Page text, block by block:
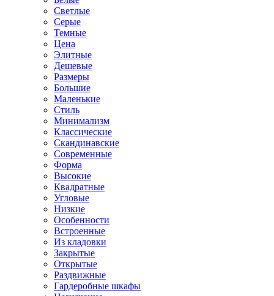
Светлые
Серые
Темные
Цена
Элитные
Дешевые
Размеры
Большие
Маленькие
Стиль
Минимализм
Классические
Скандинавские
Современные
Форма
Высокие
Квадратные
Угловые
Низкие
Особенности
Встроенные
Из кладовки
Закрытые
Открытые
Раздвижные
Гардеробные шкафы